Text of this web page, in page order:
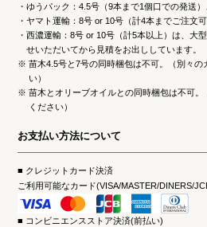
ゆうパック：4.5号（9本まで1個口での発送
ヤマト運輸：8号 or 10号（計4本までご注文可
西濃運輸：8号 or 10号（計5本以上）は、大
せいただいてから見積をお出ししています。
※ 苗木4.5号と7号の同時梱包は不可。（別々の
い）
※ 苗木とオリーブオイルとの同時梱包は不可
ください）
お支払い方法について
クレジットカード決済
ご利用可能なカード(VISA/MASTER/DINERS/
コンビニエンスストア決済(前払い)